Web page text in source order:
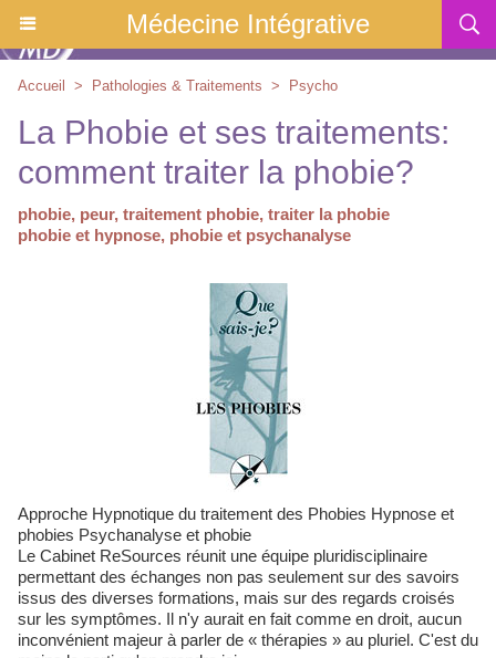
Médecine Intégrative
Accueil > Pathologies & Traitements > Psycho
La Phobie et ses traitements:
comment traiter la phobie?
phobie, peur, traitement phobie, traiter la phobie
phobie et hypnose, phobie et psychanalyse
Approche Hypnotique du traitement des Phobies Hypnose et
phobies Psychanalyse et phobie
Le Cabinet ReSources réunit une équipe pluridisciplinaire
permettant des échanges non pas seulement sur des savoirs
issus des diverses formations, mais sur des regards croisés
sur les symptômes. Il n'y aurait en fait comme en droit, aucun
inconvénient majeur à parler de « thérapies » au pluriel. C'est du